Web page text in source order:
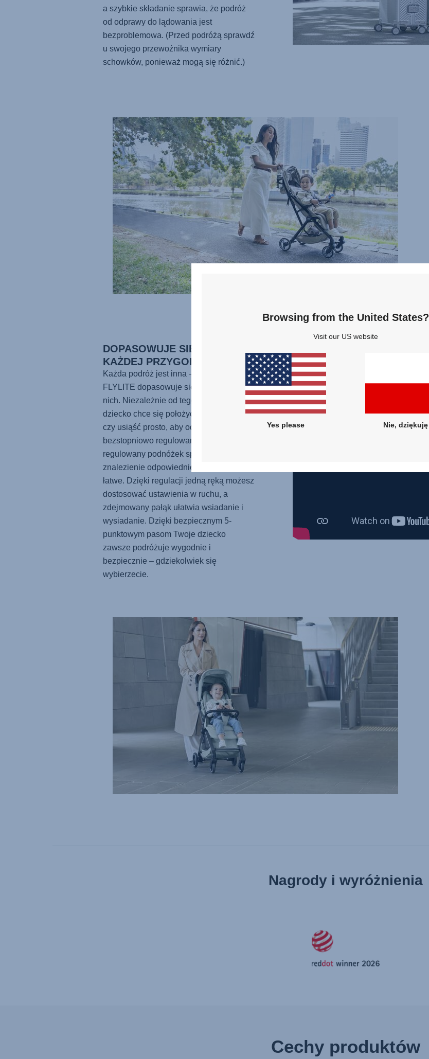
a szybkie składanie sprawia, że podróż
od odprawy do lądowania jest
bezproblemowa. (Przed podróżą sprawdź
u swojego przewoźnika wymiary
schowków, ponieważ mogą się różnić.)
DOPASOWUJE SIĘ DO
KAŻDEJ PRZYGODY
Każda podróż jest inna – a
FLYLITE dopasowuje się do każdej z
nich. Niezależnie od tego, czy Twoje
dziecko chce się położyć na drzemkę,
czy usiąść prosto, aby odkrywać świat,
bezstopniowo regulowane oparcie i
regulowany podnóżek sprawiają, że
znalezienie odpowiedniej pozycji jest
łatwe. Dzięki regulacji jedną ręką możesz
dostosować ustawienia w ruchu, a
zdejmowany pałąk ułatwia wsiadanie i
wysiadanie. Dzięki bezpiecznym 5-
punktowym pasom Twoje dziecko
zawsze podróżuje wygodnie i
bezpiecznie – gdziekolwiek się
wybierzecie.
Nagrody i wyróżnienia
Cechy produktów
Browsing from the United States?
Visit our US website
Yes please Nie, dziękuję